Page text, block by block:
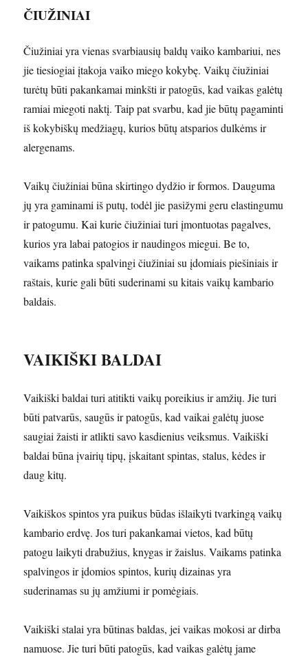
ČIUŽINIAI
Čiužiniai yra vienas svarbiausių baldų vaiko kambariui, nes
jie tiesiogiai įtakoja vaiko miego kokybę. Vaikų čiužiniai
turėtų būti pakankamai minkšti ir patogūs, kad vaikas galėtų
ramiai miegoti naktį. Taip pat svarbu, kad jie būtų pagaminti
iš kokybiškų medžiagų, kurios būtų atsparios dulkėms ir
alergenams.
Vaikų čiužiniai būna skirtingo dydžio ir formos. Dauguma
jų yra gaminami iš putų, todėl jie pasižymi geru elastingumu
ir patogumu. Kai kurie čiužiniai turi įmontuotas pagalves,
kurios yra labai patogios ir naudingos miegui. Be to,
vaikams patinka spalvingi čiužiniai su įdomiais piešiniais ir
raštais, kurie gali būti suderinami su kitais vaikų kambario
baldais.
VAIKIŠKI BALDAI
Vaikiški baldai turi atitikti vaikų poreikius ir amžių. Jie turi
būti patvarūs, saugūs ir patogūs, kad vaikai galėtų juose
saugiai žaisti ir atlikti savo kasdienius veiksmus. Vaikiški
baldai būna įvairių tipų, įskaitant spintas, stalus, kėdes ir
daug kitų.
Vaikiškos spintos yra puikus būdas išlaikyti tvarkingą vaikų
kambario erdvę. Jos turi pakankamai vietos, kad būtų
patogu laikyti drabužius, knygas ir žaislus. Vaikams patinka
spalvingos ir įdomios spintos, kurių dizainas yra
suderinamas su jų amžiumi ir pomėgiais.
Vaikiški stalai yra būtinas baldas, jei vaikas mokosi ar dirba
namuose. Jie turi būti patogūs, kad vaikas galėtų jame